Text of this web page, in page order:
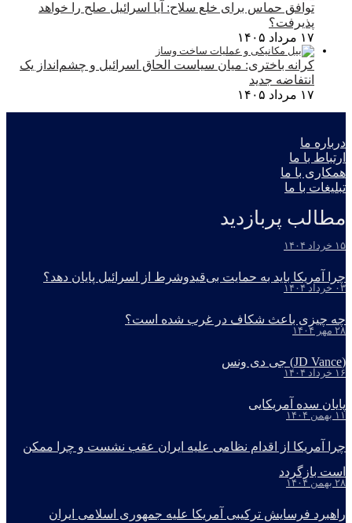
توافق حماس برای خلع سلاح: آیا اسرائیل صلح را خواهد
پذیرفت؟
۱۷ مرداد ۱۴۰۵
کرانه باختری: میان سیاست الحاق اسرائیل و چشم‌انداز یک
انتفاضه جدید
۱۷ مرداد ۱۴۰۵
درباره ما
ارتباط با ما
همکاری با ما
تبلیغات با ما
مطالب پربازدید
۱۵ خرداد ۱۴۰۴
چرا آمریکا باید به حمایت بی‌قیدوشرط از اسرائیل پایان دهد؟
۰۳ خرداد ۱۴۰۴
چه چیزی باعث شکاف در غرب شده است؟
۲۸ مهر ۱۴۰۴
(JD Vance) جی دی ونس
۱۶ خرداد ۱۴۰۴
پایان سده آمریکایی
۱۱ بهمن ۱۴۰۴
چرا آمریکا از اقدام نظامی علیه ایران عقب نشست و چرا ممکن
است بازگردد
۲۸ بهمن ۱۴۰۴
راهبرد فرسایش ترکیبی آمریکا علیه جمهوری اسلامی ایران